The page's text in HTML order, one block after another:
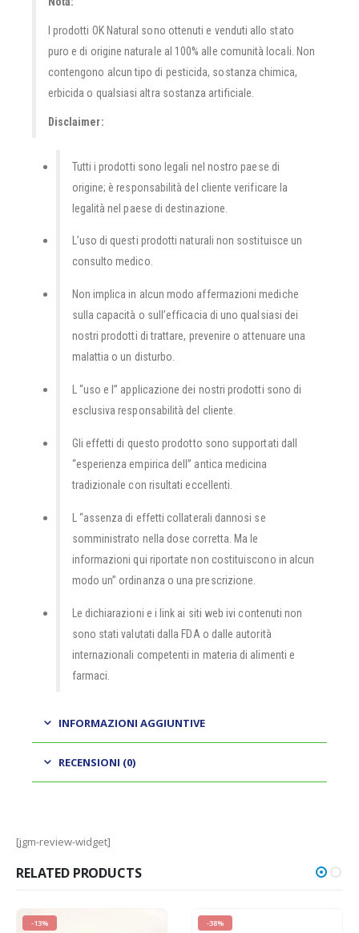
I prodotti OK Natural sono ottenuti e venduti allo stato
puro e di origine naturale al 100% alle comunità locali. Non
contengono alcun tipo di pesticida, sostanza chimica,
erbicida o qualsiasi altra sostanza artificiale.
Disclaimer:
Tutti i prodotti sono legali nel nostro paese di
origine; è responsabilità del cliente verificare la
legalità nel paese di destinazione.
L’uso di questi prodotti naturali non sostituisce un
consulto medico.
Non implica in alcun modo affermazioni mediche
sulla capacità o sull’efficacia di uno qualsiasi dei
nostri prodotti di trattare, prevenire o attenuare una
malattia o un disturbo.
L “uso e l” applicazione dei nostri prodotti sono di
esclusiva responsabilità del cliente.
Gli effetti di questo prodotto sono supportati dall
“esperienza empirica dell” antica medicina
tradizionale con risultati eccellenti.
L “assenza di effetti collaterali dannosi se
somministrato nella dose corretta. Ma le
informazioni qui riportate non costituiscono in alcun
modo un” ordinanza o una prescrizione.
Le dichiarazioni e i link ai siti web ivi contenuti non
sono stati valutati dalla FDA o dalle autorità
internazionali competenti in materia di alimenti e
farmaci.
INFORMAZIONI AGGIUNTIVE
RECENSIONI (0)
[jgm-review-widget]
RELATED PRODUCTS
-13% -38%